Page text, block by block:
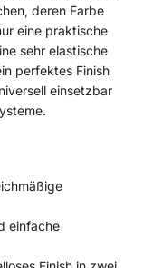
deren Farbe
eine praktische
sehr elastische
perfektes Finish
einsetzbar
einfache